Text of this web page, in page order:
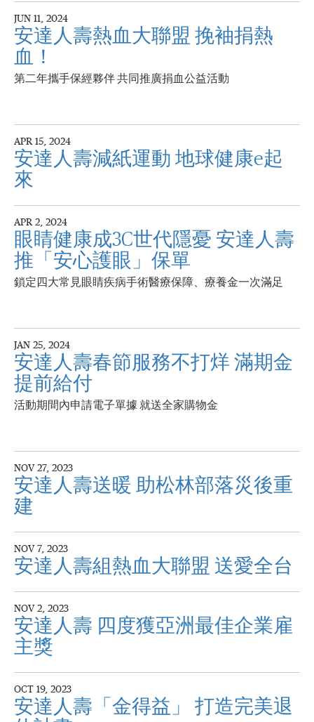
JUN 11, 2024
安達人壽熱血大聯盟 挽袖捐熱
血！
第二年攜手保經夥伴 共同推廣捐血公益活動
APR 15, 2024
安達人壽減紙運動 地球健康e起
來
APR 2, 2024
眼睛健康成3C世代隱憂 安達人壽
推「安心護眼」保單
鎖定四大常見眼睛疾病手術醫療保障、療養金一次滿足
JAN 25, 2024
安達人壽春節服務不打烊 滿期金
提前給付
活動期間內申請電子單據 就送全家購物金
NOV 27, 2023
安達人壽送暖 助松林部落災後重
建
NOV 7, 2023
安達人壽組熱血大聯盟 送愛全台
NOV 2, 2023
安達人壽 四度獲亞洲最佳企業雇
主獎
OCT 19, 2023
安達人壽「金得益」 打造完美退